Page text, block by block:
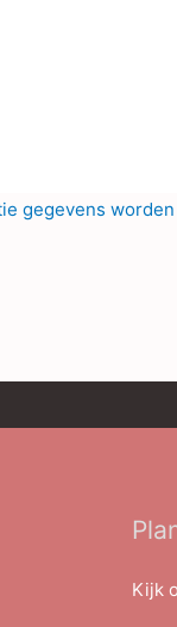
gegevens
Kijk